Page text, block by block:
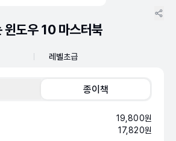
윈도우 10 마스터북
레벨초급
종이책
19,800원
17,820원